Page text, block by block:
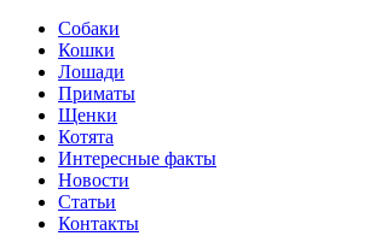
Собаки
Кошки
Лошади
Приматы
Щенки
Котята
Интересные факты
Новости
Статьи
Контакты